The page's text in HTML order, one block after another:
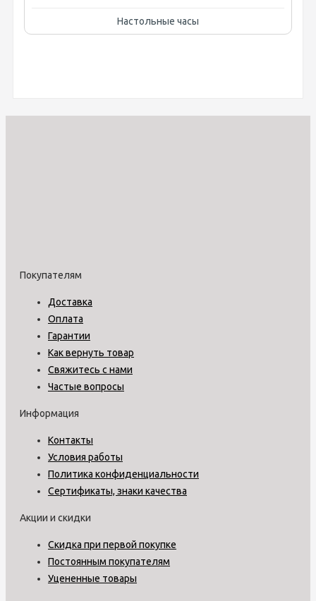
Настольные часы
Покупателям
Доставка
Оплата
Гарантии
Как вернуть товар
Свяжитесь с нами
Частые вопросы
Информация
Контакты
Условия работы
Политика конфиденциальности
Сертификаты, знаки качества
Акции и скидки
Скидка при первой покупке
Постоянным покупателям
Уцененные товары